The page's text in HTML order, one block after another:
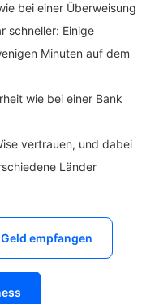
bei einer Überweisung
schneller: Einige
Minuten auf dem
wie bei einer Bank
vertrauen, und dabei
Länder
Geld empfangen